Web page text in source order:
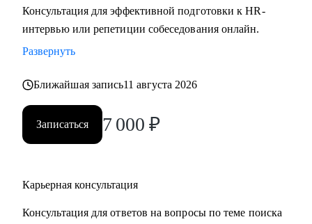
Консультация для эффективной подготовки к HR-
интервью или репетиции собеседования онлайн.
Развернуть
Ближайшая запись11 августа 2026
Записаться 7 000 ₽
Карьерная консультация
Консультация для ответов на вопросы по теме поиска